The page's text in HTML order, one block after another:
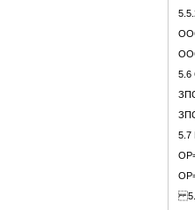
5.6
5.7